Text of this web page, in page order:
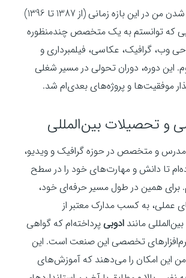
در واقع، حرفه‌ای شدن من در این بازه زمانی (از 1387 تا 1396)
که توانستم به یک متخصص چندمنظوره
وب، گرافیک، عکاسی، فیلمبرداری و
این دوره، دوران تحولی در مسیر شغلی
موفقیت‌ها و پروژه‌های بعدی‌ام شد.
و تحصیلات بین‌المللی
و متخصص در حوزه گرافیک و ویدیو،
تا دانش و مهارت‌های خود را در سطح
برای همین در طول مسیر حرفه‌ای خود،
عملی، به کسب مدارک معتبر از
مانندادوبیپرداخته‌ام که گواهی
تخصصی این صنعت است. این
این امکان را می‌دهند که آموزش‌های